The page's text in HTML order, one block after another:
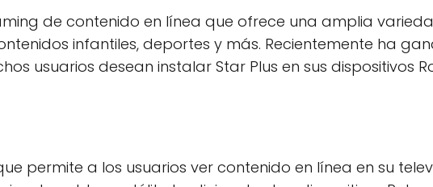
de contenido en línea que ofrece una amplia
infantiles, deportes y más. Recientemente ha
usuarios desean instalar Star Plus en sus dispositivos
permite a los usuarios ver contenido en línea en su